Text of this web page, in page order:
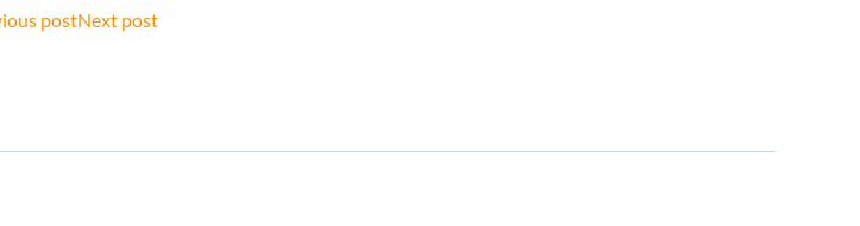
postPost
Next post